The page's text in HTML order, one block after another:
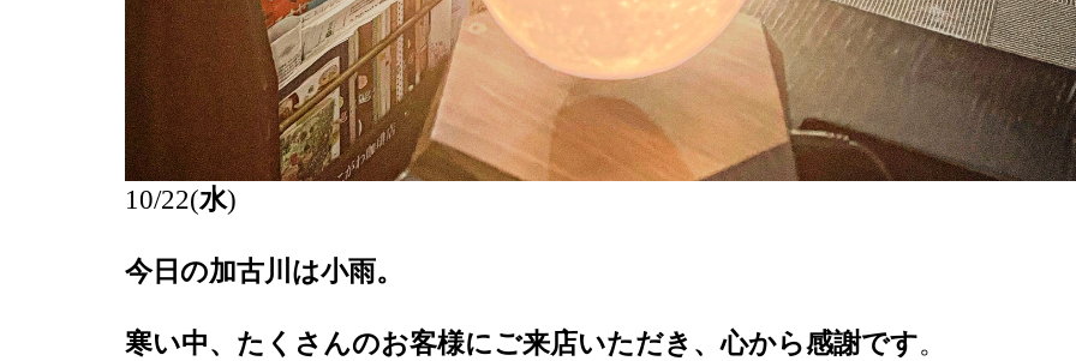
10/22(水)
今日の加古川は小雨。
寒い中、たくさんのお客様にご来店いただき、心から感謝です。